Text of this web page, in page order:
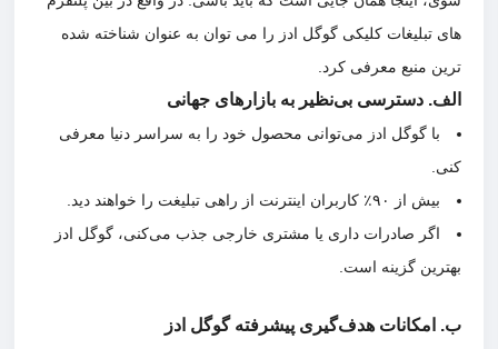
های تبلیغات کلیکی گوگل ادز را می توان به عنوان شناخته شده
ترین منبع معرفی کرد.
الف. دسترسی بی‌نظیر به بازارهای جهانی
با گوگل ادز می‌توانی محصول خود را به سراسر دنیا معرفی
کنی.
بیش از ۹۰٪ کاربران اینترنت از راهی تبلیغت را خواهند دید.
اگر صادرات داری یا مشتری خارجی جذب می‌کنی، گوگل ادز
بهترین گزینه است.
ب. امکانات هدف‌گیری پیشرفته گوگل ادز